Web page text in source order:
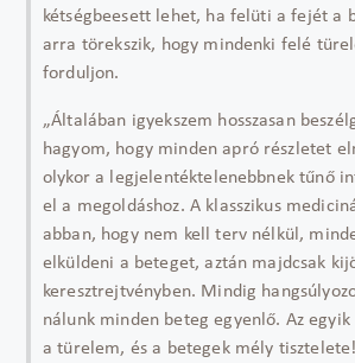
kétségbeesett lehet, ha felüti a fejét a
arra törekszik, hogy mindenki felé
forduljon.
„Általában igyekszem hosszasan
hagyom, hogy minden apró részletet
olykor a legjelentéktelenebbnek tűnő
el a megoldáshoz. A klasszikus
abban, hogy nem kell terv nélkül,
elküldeni a beteget, aztán majdcsak
keresztrejtvényben. Mindig
nálunk minden beteg egyenlő. Az
a türelem, és a betegek mély